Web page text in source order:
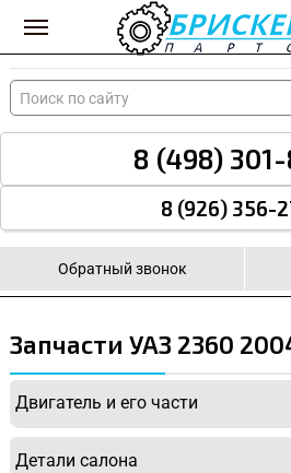
Вход для поставщиков
8 (498)
8 (926) 356-
Обратный звонок
Запчасти УАЗ 2360
Двигатель и его части
Детали салона